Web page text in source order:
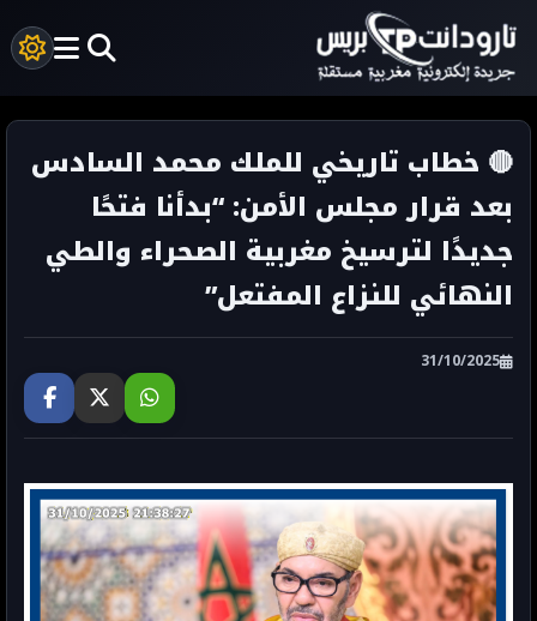
🔴 خطاب تاريخي للملك محمد السادس
بعد قرار مجلس الأمن: “بدأنا فتحًا
جديدًا لترسيخ مغربية الصحراء والطي
النهائي للنزاع المفتعل”
31/10/2025